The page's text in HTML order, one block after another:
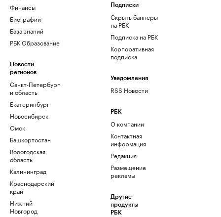
Финансы
Биографии
База знаний
РБК Образование
Новости
регионов
Санкт-Петербург
и область
Екатеринбург
Новосибирск
Омск
Башкортостан
Вологодская
область
Калининград
Краснодарский
край
Нижний
Новгород
Подписки
Скрыть баннеры
на РБК
Подписка на РБК
Корпоративная
подписка
Уведомления
RSS Новости
РБК
О компании
Контактная
информация
Редакция
Размещение
рекламы
Другие
продукты
РБК